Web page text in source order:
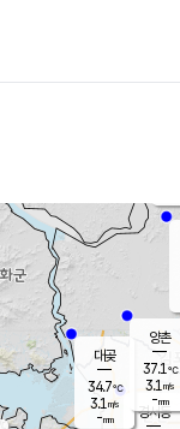
경서동
대곶
34.7℃
3.1 m/s
-mm
양촌
37.1℃
3.1 m/s
-mm